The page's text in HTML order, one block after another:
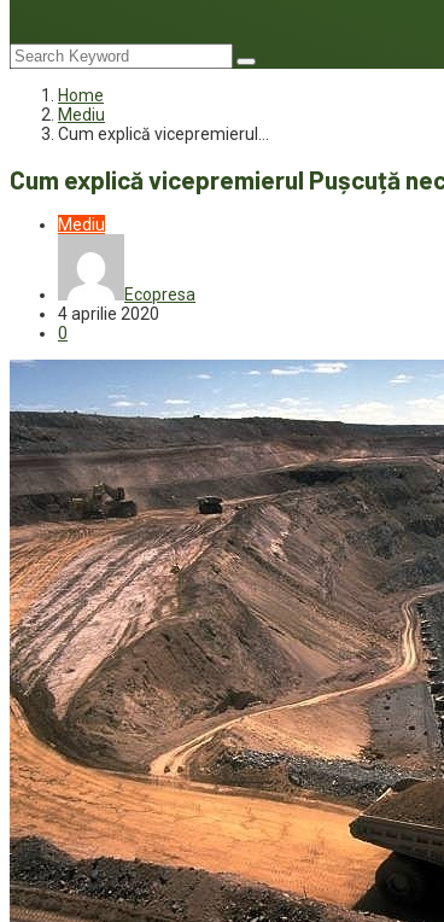
Home
Mediu
Cum explică vicepremierul…
Cum explică vicepremierul Pușcuță
Mediu
Ecopresa
4 aprilie 2020
0